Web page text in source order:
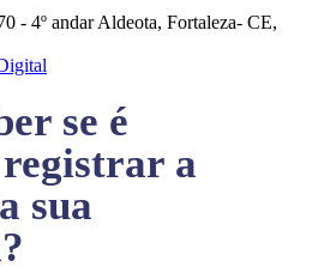
- 4º andar Aldeota, Fortaleza- CE,
se é
a
sua